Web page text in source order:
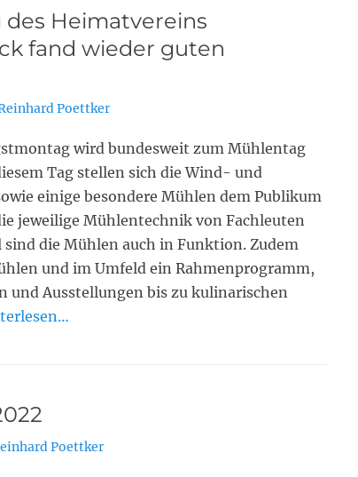
Heimatvereins
fand wieder guten
Poettker
wird bundesweit zum Mühlentag
Tag stellen sich die Wind- und
einige besondere Mühlen dem Publikum
jeweilige Mühlentechnik von Fachleuten
die Mühlen auch in Funktion. Zudem
und im Umfeld ein Rahmenprogramm,
und Ausstellungen bis zu kulinarischen
Poettker